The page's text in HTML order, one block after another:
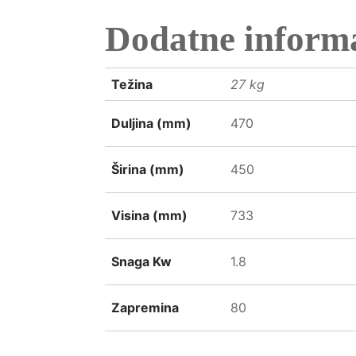
Dodatne
Težina 27 kg
Duljina (mm) 470
Širina (mm) 450
Visina (mm) 733
Snaga Kw 1.8
Zapremina 80